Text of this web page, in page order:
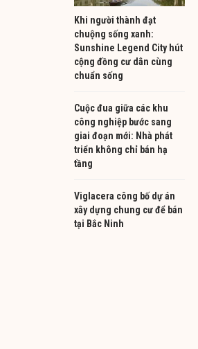
Khi người thành đạt
chuộng sống xanh:
Sunshine Legend City hút
cộng đồng cư dân cùng
chuẩn sống
Cuộc đua giữa các khu
công nghiệp bước sang
giai đoạn mới: Nhà phát
triển không chỉ bán hạ
tầng
Viglacera công bố dự án
xây dựng chung cư để bán
tại Bắc Ninh